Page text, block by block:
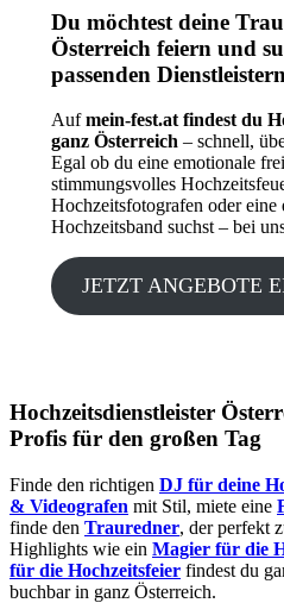
Du möchtest deine
Österreich feiern und
passenden
Aufmein-fest.at findest du
ganz Österreich– schnell,
Egal ob du eine emotionale
stimmungsvolles
Hochzeitsfotografen oder eine
Hochzeitsband suchst – bei
JETZT ANGEBOTE
Hochzeitsdienstleister
Profis für den großen Tag
Finde den richtigen DJ für deine
& Videografen mit Stil, miete eine
finde den Trauredner, der perfekt
Highlights wie ein Magier für die
für die Hochzeitsfeier findest du
buchbar in ganz Österreich.